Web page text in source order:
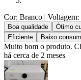
Cor: Branco |
Boa qualidade Ótimo
Eficiente
Baixo
Muito bom o produto.
há cerca de 2 meses